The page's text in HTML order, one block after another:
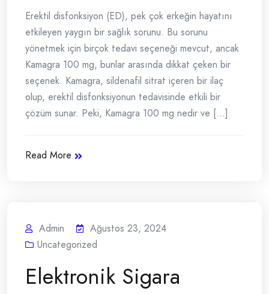
Erektil disfonksiyon (ED), pek çok erkeğin hayatını
etkileyen yaygın bir sağlık sorunu. Bu sorunu
yönetmek için birçok tedavi seçeneği mevcut, ancak
Kamagra 100 mg, bunlar arasında dikkat çeken bir
seçenek. Kamagra, sildenafil sitrat içeren bir ilaç
olup, erektil disfonksiyonun tedavisinde etkili bir
çözüm sunar. Peki, Kamagra 100 mg nedir ve [...]
Read More
Admin
Ağustos 23, 2024
Uncategorized
Elektronik Sigara